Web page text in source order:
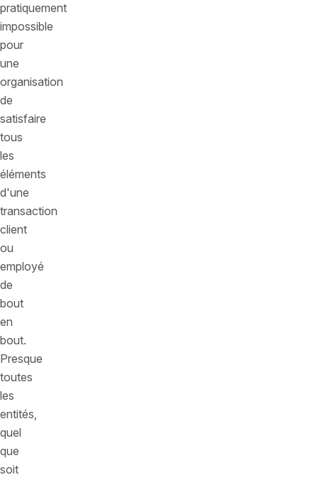
pratiquement
impossible
pour
une
organisation
de
satisfaire
tous
les
éléments
d'une
transaction
client
ou
employé
de
bout
en
bout.
Presque
toutes
les
entités,
quel
que
soit